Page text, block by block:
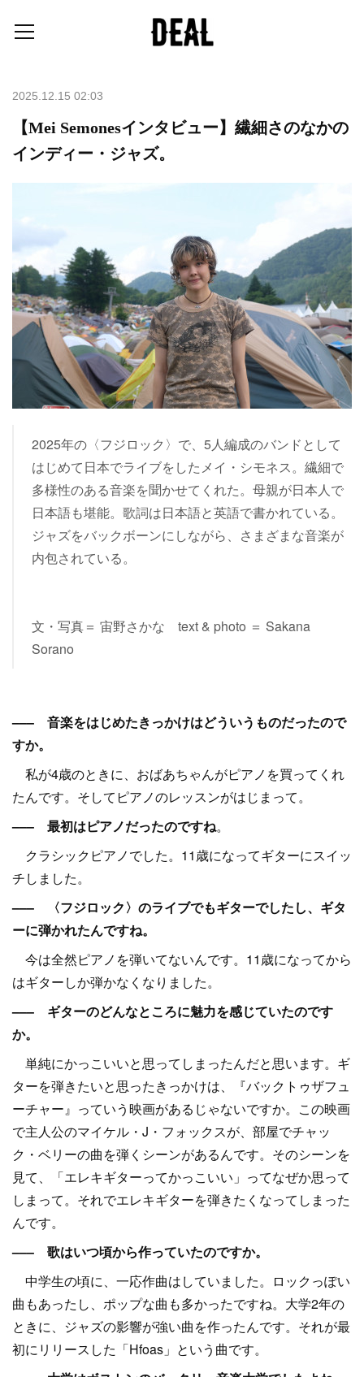
2025.12.15 02:03
【Mei Semonesインタビュー】繊細さのなかの
インディー・ジャズ。
2025年の〈フジロック〉で、5人編成のバンドとして
はじめて日本でライブをしたメイ・シモネス。繊細で
多様性のある音楽を聞かせてくれた。母親が日本人で
日本語も堪能。歌詞は日本語と英語で書かれている。
ジャズをバックボーンにしながら、さまざまな音楽が
内包されている。
文・写真＝ 宙野さかな text & photo ＝ Sakana
Sorano
––– 音楽をはじめたきっかけはどういうものだったので
すか。
私が4歳のときに、おばあちゃんがピアノを買ってくれ
たんです。そしてピアノのレッスンがはじまって。
––– 最初はピアノだったのですね。
クラシックピアノでした。11歳になってギターにスイッ
チしました。
––– 〈フジロック〉のライブでもギターでしたし、ギタ
ーに弾かれたんですね。
今は全然ピアノを弾いてないんです。11歳になってから
はギターしか弾かなくなりました。
––– ギターのどんなところに魅力を感じていたのです
か。
単純にかっこいいと思ってしまったんだと思います。ギ
ターを弾きたいと思ったきっかけは、『バックトゥザフュ
ーチャー』っていう映画があるじゃないですか。この映画
で主人公のマイケル・J・フォックスが、部屋でチャッ
ク・ベリーの曲を弾くシーンがあるんです。そのシーンを
見て、「エレキギターってかっこいい」ってなぜか思って
しまって。それでエレキギターを弾きたくなってしまった
んです。
––– 歌はいつ頃から作っていたのですか。
中学生の頃に、一応作曲はしていました。ロックっぽい
曲もあったし、ポップな曲も多かったですね。大学2年の
ときに、ジャズの影響が強い曲を作ったんです。それが最
初にリリースした「Hfoas」という曲です。